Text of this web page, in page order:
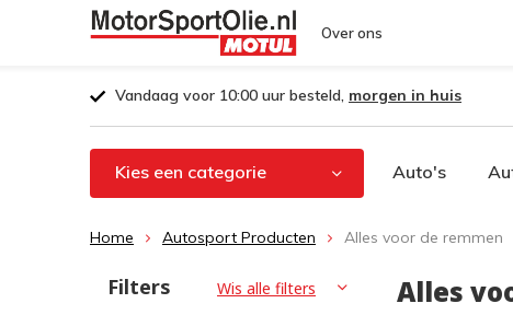
Over ons
Vandaag voor 10:00 uur besteld, morgen in huis
Kies een categorie Auto's
Home Autosport Producten Alles voor de remmen
Alles
Filters Wis alle filters